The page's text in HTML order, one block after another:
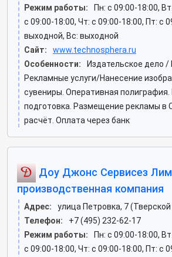
Режим работы:
Пн: c 09:00-18:00,
c 09:00-18:00, Чт: c 09:00-18:00, Пт: c
выходной, Вс: выходной
Сайт:
www.technosphera.ru
Особенности:
Издательское дело /
Рекламные услуги/Нанесение
сувениры. Оперативная
подготовка. Размещение рекламы
расчёт. Оплата через банк
Доу Джонс Сервисез
производственная компания
Адрес:
улица Петровка, 7
Телефон:
+7 (495) 232-62-17
Режим работы:
Пн: c 09:00-18:00,
c 09:00-18:00, Чт: c 09:00-18:00, Пт: c